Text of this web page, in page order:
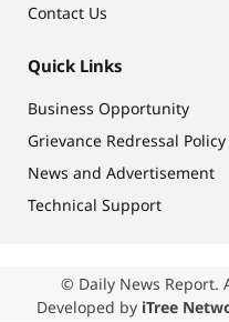
Contact Us
Quick Links
Business Opportunity
Grievance Redressal Policy
News and Advertisement
Technical Support
© Daily News Report.
Developed by iTree